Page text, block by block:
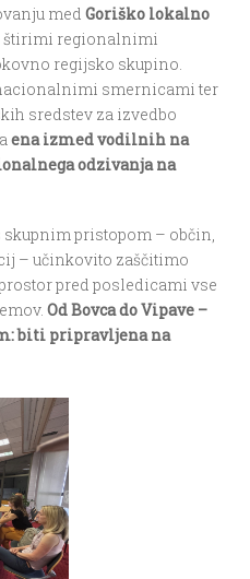
med Goriško lokalno
štirimi regionalnimi
regijsko skupino.
smernicami ter
sredstev za izvedbo
ena izmed vodilnih na
odzivanja na
skupnim pristopom – občin,
– učinkovito zaščitimo
pred posledicami vse
Od Bovca do Vipave –
biti pripravljena na